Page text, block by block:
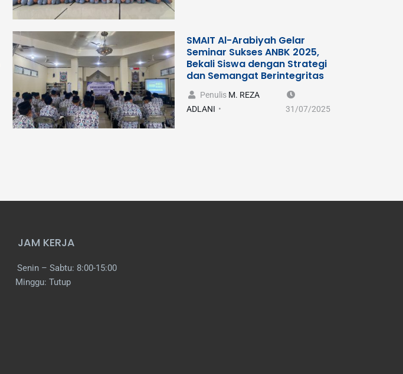
SMAIT Al-Arabiyah Gelar
Seminar Sukses ANBK 2025,
Bekali Siswa dengan Strategi
dan Semangat Berintegritas
Penulis M. REZA
ADLANI
31/07/2025
JAM KERJA
Senin – Sabtu: 8:00-15:00
Minggu: Tutup